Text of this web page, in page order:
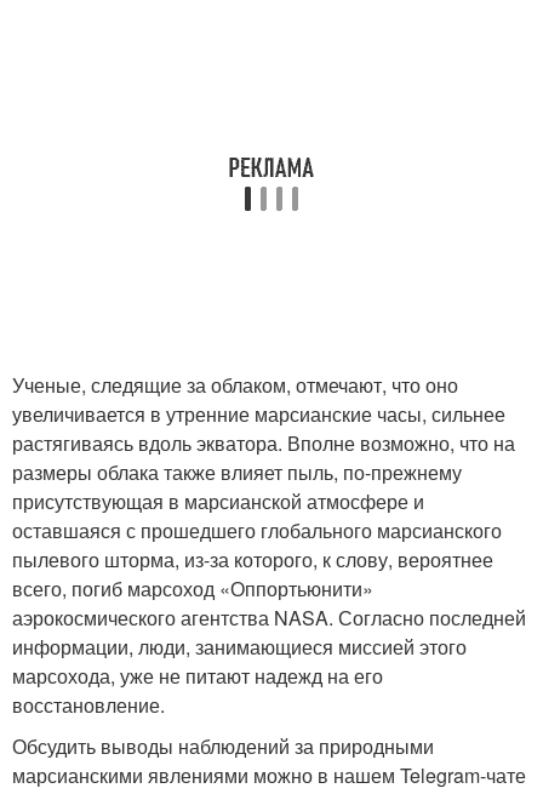
Ученые, следящие за облаком, отмечают, что оно
увеличивается в утренние марсианские часы, сильнее
растягиваясь вдоль экватора. Вполне возможно, что на
размеры облака также влияет пыль, по-прежнему
присутствующая в марсианской атмосфере и
оставшаяся с прошедшего глобального марсианского
пылевого шторма, из-за которого, к слову, вероятнее
всего, погиб марсоход «Оппортьюнити»
аэрокосмического агентства NASA. Согласно последней
информации, люди, занимающиеся миссией этого
марсохода, уже не питают надежд на его
восстановление.
Обсудить выводы наблюдений за природными
марсианскими явлениями можно в нашем Telegram-чате